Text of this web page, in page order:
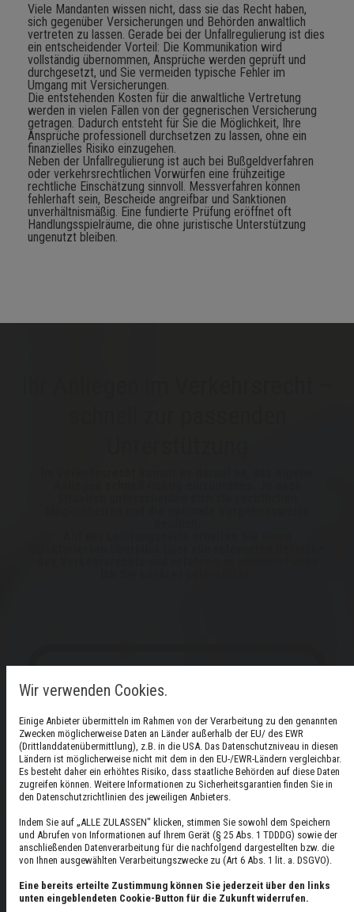
Viele Mandanten wissen nicht, dass sie das Recht haben,
sich gegenüber Versicherungen und Behörden anwaltlich
vertreten zu lassen. Gerade bei der Unfallregulierung ist dies
ein entscheidender Vorteil: Die Kommunikation wird
vollständig übernommen, Ansprüche werden geprüft und
durchgesetzt, und Sie vermeiden typische Fehler im
Umgang mit Versicherungen.
Die entstehenden Kosten für die anwaltliche Vertretung
werden in vielen Fällen von der gegnerischen Versicherung
getragen. Dadurch entsteht für Sie die Möglichkeit, Ihre
Ansprüche professionell durchsetzen zu lassen, ohne ein
finanzielles Risiko einzugehen.
Neben der Unfallregulierung ist auch bei Bußgeldverfahren
oder verkehrsrechtlichen Vorwürfen eine frühzeitige
rechtliche Einschätzung sinnvoll. Messverfahren können
fehlerhaft sein, Bescheide angreifbar und Sanktionen
unverhältnismäßig. Eine fundierte Prüfung eröffnet oft
Handlungsspielräume, die ohne juristische Unterstützung
ungenutzt bleiben.
Verkehrsrecht
Rechtliche Unterstützung bei Bußgeldverfahren,
Verkehrsstrafrecht, Unfallregulierung und
Fahrerlaubnis
Mehr erfahren
Wir verwenden Cookies.
Einige Anbieter übermitteln im Rahmen von der Verarbeitung zu den genannten
Zwecken möglicherweise Daten an Länder außerhalb der EU/ des EWR
(Drittlanddatenübermittlung), z.B. in die USA. Das Datenschutzniveau in diesen
Ländern ist möglicherweise nicht mit dem in den EU-/EWR-Ländern vergleichbar.
Es besteht daher ein erhöhtes Risiko, dass staatliche Behörden auf diese Daten
zugreifen können. Weitere Informationen zu Sicherheitsgarantien finden Sie in
den Datenschutzrichtlinien des jeweiligen Anbieters.
Indem Sie auf „ALLE ZULASSEN" klicken, stimmen Sie sowohl dem Speichern
und Abrufen von Informationen auf Ihrem Gerät (§ 25 Abs. 1 TDDDG) sowie der
anschließenden Datenverarbeitung für die nachfolgend dargestellten bzw. die
von Ihnen ausgewählten Verarbeitungszwecke zu (Art 6 Abs. 1 lit. a. DSGVO).
Eine bereits erteilte Zustimmung können Sie jederzeit über den links
unten eingeblendeten Cookie-Button für die Zukunft widerrufen.